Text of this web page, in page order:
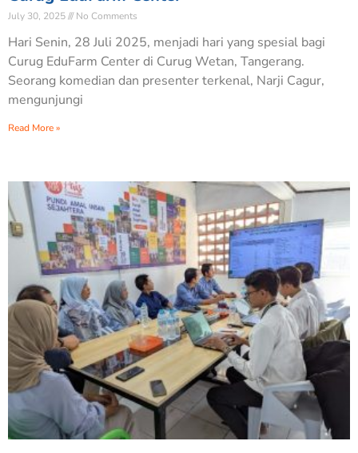
July 30, 2025 No Comments
Hari Senin, 28 Juli 2025, menjadi hari yang spesial bagi
Curug EduFarm Center di Curug Wetan, Tangerang.
Seorang komedian dan presenter terkenal, Narji Cagur,
mengunjungi
Read More »